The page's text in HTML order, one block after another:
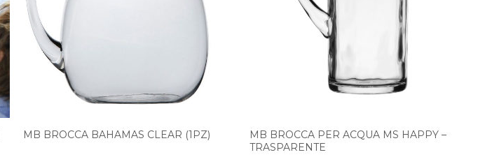
MB BROCCA BAHAMAS CLEAR (1PZ)
MB BROCCA PER ACQUA MS HAPPY –
TRASPARENTE